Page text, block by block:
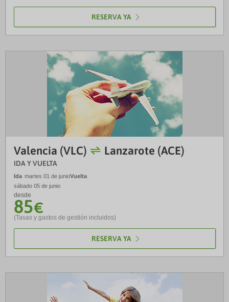
RESERVA YA
Valencia (VLC) Lanzarote (ACE)
IDA Y VUELTA
Ida martes 01 de junioVuelta
sábado 05 de junio
desde
85€
(Tasas y gastos de gestión incluidos)
RESERVA YA